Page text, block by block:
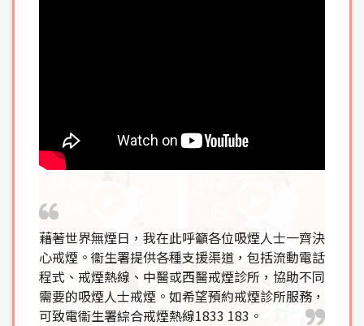
藉著世界無煙日，我在此呼籲各位吸煙人士一齊決
心戒煙。衞生署提供各種支援渠道，包括流動電話
程式、戒煙熱線、中醫或西醫戒煙診所，協助不同
需要的吸煙人士戒煙。如希望預約戒煙診所服務，
可致電衞生署綜合戒煙熱線1833 183。